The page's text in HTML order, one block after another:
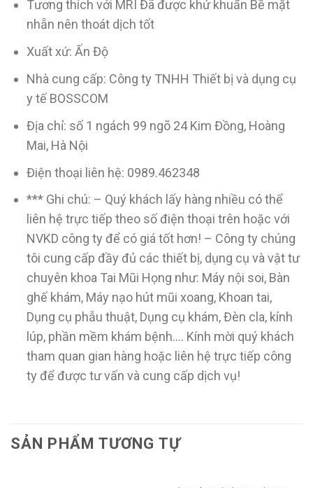
Tương thích với MRI Đã được khử khuẩn Bề mặt
nhẵn nên thoát dịch tốt
Xuất xứ: Ấn Độ
Nhà cung cấp: Công ty TNHH Thiết bị và dụng cụ
y tế BOSSCOM
Địa chỉ: số 1 ngách 99 ngõ 24 Kim Đồng, Hoàng
Mai, Hà Nội
Điện thoại liên hệ: 0989.462348
*** Ghi chú: – Quý khách lấy hàng nhiều có thể
liên hệ trực tiếp theo số điện thoại trên hoặc với
NVKD công ty để có giá tốt hơn! – Công ty chúng
tôi cung cấp đầy đủ các thiết bị, dụng cụ và vật tư
chuyên khoa Tai Mũi Họng như: Máy nội soi, Bàn
ghế khám, Máy nạo hút mũi xoang, Khoan tai,
Dụng cụ phẫu thuật, Dụng cụ khám, Đèn cla, kính
lúp, phần mềm khám bệnh…. Kính mời quý khách
tham quan gian hàng hoặc liên hệ trực tiếp công
ty để được tư vấn và cung cấp dịch vụ!
SẢN PHẨM TƯƠNG TỰ